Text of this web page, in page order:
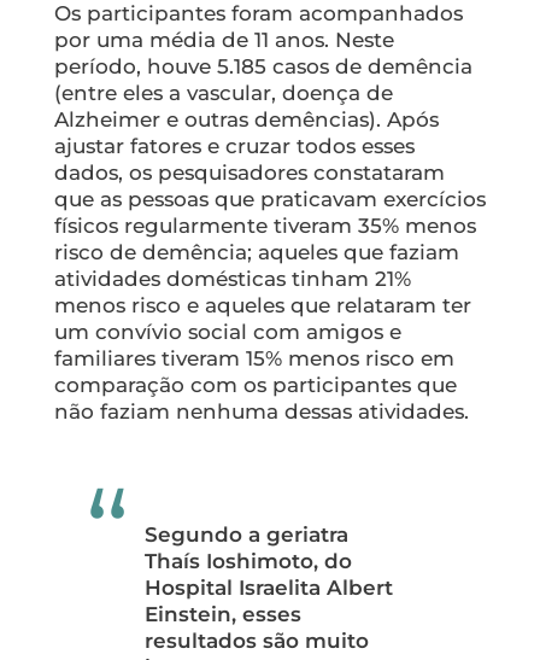
Os participantes foram acompanhados
por uma média de 11 anos. Neste
período, houve 5.185 casos de demência
(entre eles a vascular, doença de
Alzheimer e outras demências). Após
ajustar fatores e cruzar todos esses
dados, os pesquisadores constataram
que as pessoas que praticavam exercícios
físicos regularmente tiveram 35% menos
risco de demência; aqueles que faziam
atividades domésticas tinham 21%
menos risco e aqueles que relataram ter
um convívio social com amigos e
familiares tiveram 15% menos risco em
comparação com os participantes que
não faziam nenhuma dessas atividades.
Segundo a geriatra
Thaís Ioshimoto, do
Hospital Israelita Albert
Einstein, esses
resultados são muito